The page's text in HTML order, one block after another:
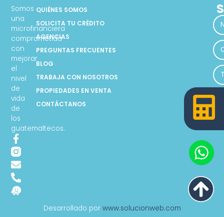
Somos
una
microfinanciera
comprometida
con
mejorar
el
nivel
de
vida
de
los
guatemaltecos.
QUIÉNES SOMOS
SOLICITA TU CRÉDITO
AGENCIAS
PREGUNTAS FRECUENTES
BLOG
TRABAJA CON NOSOTROS
PROPIEDADES EN VENTA
CONTÁCTANOS
Desarrollado por www.solucionweb.com